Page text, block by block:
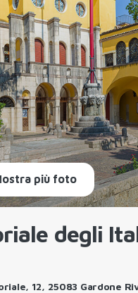
più foto
degli
12, 25083 Gardone